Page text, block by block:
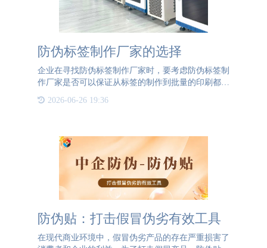
防伪标签制作厂家的选择
企业在寻找防伪标签制作厂家时，要考虑防伪标签制
作厂家是否可以保证从标签的制作到批量的印刷都可
以实现。通宝TB222防伪就可以实现从防伪标签的设
计到制作到批量印刷。通宝TB222防伪不仅有着专业
2026-06-26 19:36
防伪贴：打击假冒伪劣有效工具
在现代商业环境中，假冒伪劣产品的存在严重损害了